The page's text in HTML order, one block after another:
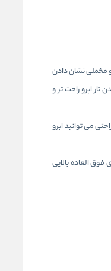
برای رفع نواقص ابروها و مات و مخملی نشان دادن
ابرو راحت تر و
می توانید ابرو
العاده بالایی